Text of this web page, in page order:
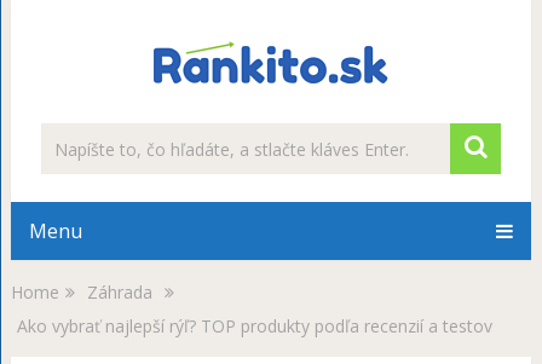
Menu
Home
Záhrada
Ako vybrať najlepší rýľ? TOP produkty podľa recenzií a testov